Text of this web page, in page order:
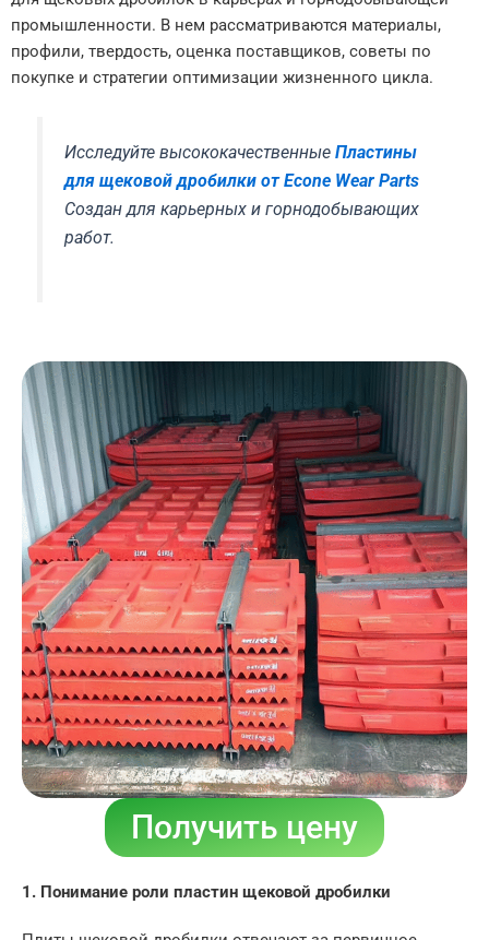
промышленности. В нем рассматриваются материалы,
профили, твердость, оценка поставщиков, советы по
покупке и стратегии оптимизации жизненного цикла.
Исследуйте высококачественныеПластины
для щековой дробилки от Econe Wear Parts
Создан для карьерных и горнодобывающих
работ.
Получить цену
1. Понимание роли пластин щековой дробилки